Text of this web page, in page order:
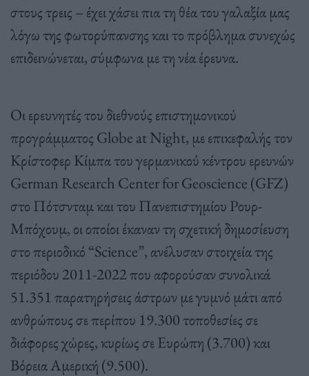
στους τρεις – έχει χάσει πια τη θέα του γαλαξία μας
λόγω της φωτορύπανσης και το πρόβλημα συνεχώς
επιδεινώνεται, σύμφωνα με τη νέα έρευνα.
Οι ερευνητές του διεθνούς επιστημονικού
προγράμματος Globe at Night, με επικεφαλής τον
Κρίστοφερ Κίμπα του γερμανικού κέντρου ερευνών
German Research Center for Geoscience (GFZ)
στο Πότσνταμ και του Πανεπιστημίου Ρουρ-
Μπόχουμ, οι οποίοι έκαναν τη σχετική δημοσίευση
στο περιοδικό “Science”, ανέλυσαν στοιχεία της
περιόδου 2011-2022 που αφορούσαν συνολικά
51.351 παρατηρήσεις άστρων με γυμνό μάτι από
ανθρώπους σε περίπου 19.300 τοποθεσίες σε
διάφορες χώρες, κυρίως σε Ευρώπη (3.700) και
Βόρεια Αμερική (9.500).